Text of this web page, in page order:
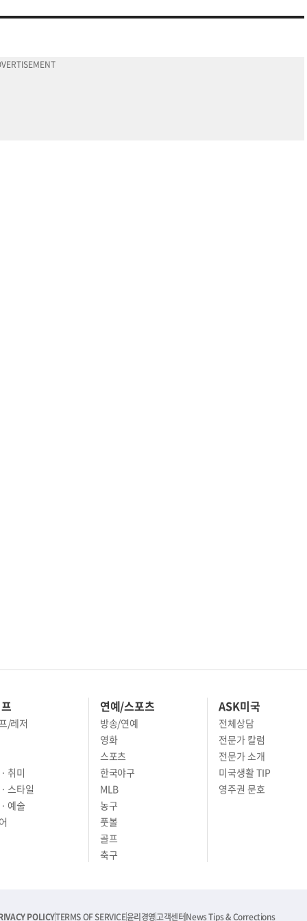
/레저
취미
스타일
예술
연예/스포츠
방송/연예
영화
스포츠
한국야구
MLB
농구
풋볼
골프
축구
ASK미국
전체상담
전문가 칼럼
전문가 소개
미국생활 TIP
영주권 문호
POLICYTERMS OF SERVICE윤리경영고객센터News Tips & Corrections